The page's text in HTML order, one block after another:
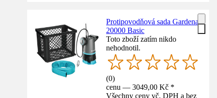
Protipovodňová sada Gardena
20000 Basic
Toto zboží zatím nikdo
nehodnotil.
(0)
cenu — 3049,00 Kč *
Všechny ceny vč. DPH a bez